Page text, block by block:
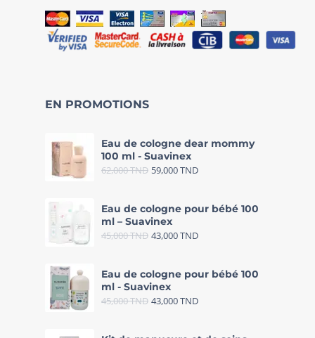
EN PROMOTIONS
Eau de cologne dear mommy
100 ml - Suavinex
62,000TND 59,000TND
Eau de cologne pour bébé 100
ml – Suavinex
45,000TND 43,000TND
Eau de cologne pour bébé 100
ml - Suavinex
45,000TND 43,000TND